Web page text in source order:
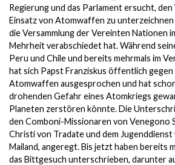
Regierung und das Parlament ersucht,
Einsatz von Atomwaffen zu
die Versammlung der Vereinten Nationen
Mehrheit verabschiedet hat. Während
Peru und Chile und bereits mehrmals im
hat sich Papst Franziskus öffentlich gegen
Atomwaffen ausgesprochen und hat
drohenden Gefahr eines Atomkriegs
Planeten zerstören könnte. Die
den Comboni-Missionaren von Venegono
Christi von Tradate und dem
Mailand, angeregt. Bis jetzt haben bereits
das Bittgesuch unterschrieben, darunter